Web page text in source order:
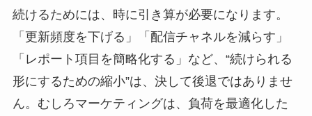
続けるためには、時に引き算が必要になります。
「更新頻度を下げる」「配信チャネルを減らす」
「レポート項目を簡略化する」など、“続けられる
形にするための縮小”は、決して後退ではありませ
ん。むしろマーケティングは、負荷を最適化した